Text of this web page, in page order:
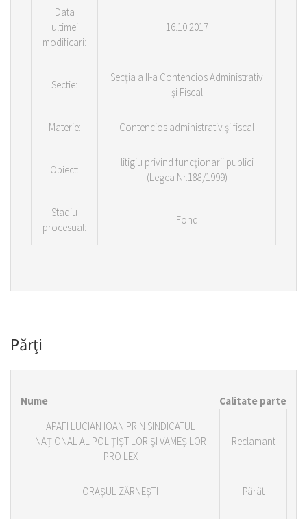
Data
ultimei
modificari:
16.10.2017
Sectie:
Secţia a II-a Contencios Administrativ
şi Fiscal
Materie: Contencios administrativ şi fiscal
Obiect:
litigiu privind funcţionarii publici
(Legea Nr.188/1999)
Stadiu
procesual:
Fond
Părţi
Nume
Calitate parte
APAFI LUCIAN IOAN PRIN SINDICATUL
NAŢIONAL AL POLIŢIŞTILOR ŞI VAMEŞILOR
PRO LEX
Reclamant
ORAŞUL ZĂRNEŞTI Pârât